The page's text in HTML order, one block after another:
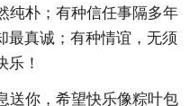
纯朴；有种信任事隔多年
最真诚；有种情谊，无须
乐！
送你，希望快乐像粽叶包